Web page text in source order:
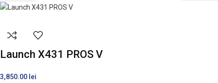
Launch X431 PROS V
3,850.00 lei